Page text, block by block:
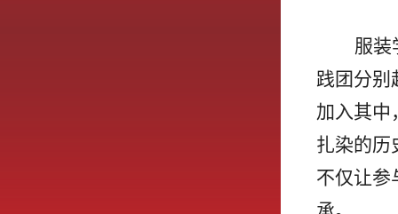
服装
践团分别
加入其中
扎染的历
不仅让参